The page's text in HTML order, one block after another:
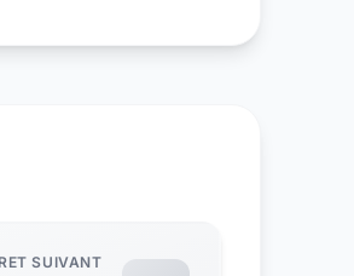
SUIVANT